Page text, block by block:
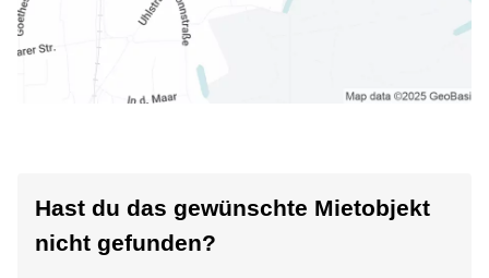
Hast du das gewünschte Mietobjekt
nicht gefunden?